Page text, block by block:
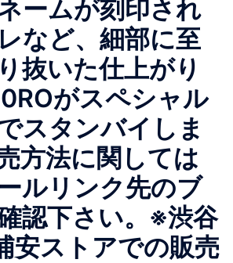
ームが刻印され
など、細部に至
抜いた仕上がり
がスペシャル
スタンバイしま
方法に関しては
ルリンク先のブ
認下さい。※渋谷
安ストアでの販売